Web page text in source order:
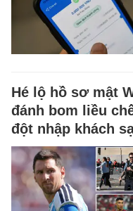
Hé lộ hồ sơ mật
đánh bom liều
đột nhập khách